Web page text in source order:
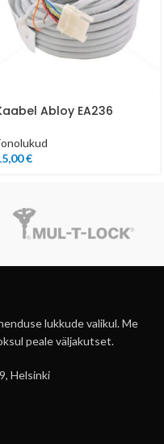
Abloy EA236
€
lukkude valikul. Me
peale väljakutset.
Helsinki